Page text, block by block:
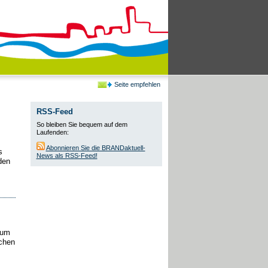
Seite empfehlen
RSS-Feed
So bleiben Sie bequem auf dem
Laufenden:
Abonnieren Sie die BRANDaktuell-
News als RSS-Feed!